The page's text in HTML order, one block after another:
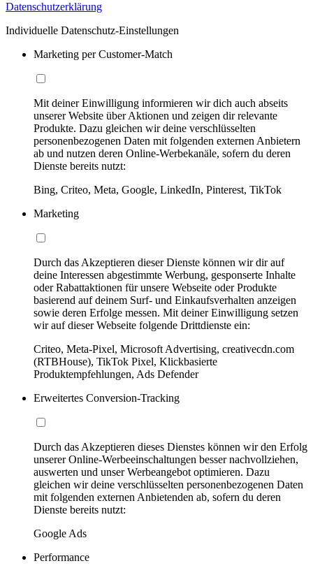
Datenschutzerklärung
Individuelle Datenschutz-Einstellungen
Marketing per Customer-Match
Mit deiner Einwilligung informieren wir dich auch abseits
unserer Website über Aktionen und zeigen dir relevante
Produkte. Dazu gleichen wir deine verschlüsselten
personenbezogenen Daten mit folgenden externen Anbietern
ab und nutzen deren Online-Werbekanäle, sofern du deren
Dienste bereits nutzt:
Bing, Criteo, Meta, Google, LinkedIn, Pinterest, TikTok
Marketing
Durch das Akzeptieren dieser Dienste können wir dir auf
deine Interessen abgestimmte Werbung, gesponserte Inhalte
oder Rabattaktionen für unsere Webseite oder Produkte
basierend auf deinem Surf- und Einkaufsverhalten anzeigen
sowie deren Erfolge messen. Mit deiner Einwilligung setzen
wir auf dieser Webseite folgende Drittdienste ein:
Criteo, Meta-Pixel, Microsoft Advertising, creativecdn.com
(RTBHouse), TikTok Pixel, Klickbasierte
Produktempfehlungen, Ads Defender
Erweitertes Conversion-Tracking
Durch das Akzeptieren dieses Dienstes können wir den Erfolg
unserer Online-Werbeeinschaltungen besser nachvollziehen,
auswerten und unser Werbeangebot optimieren. Dazu
gleichen wir deine verschlüsselten personenbezogenen Daten
mit folgenden externen Anbietenden ab, sofern du deren
Dienste bereits nutzt:
Google Ads
Performance